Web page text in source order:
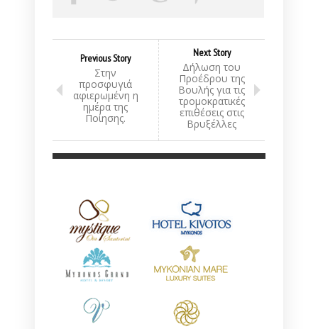
Previous Story
Στην
προσφυγιά
αφιερωμένη η
ημέρα της
Ποίησης.
Next Story
Δήλωση του
Προέδρου της
Βουλής για τις
τρομοκρατικές
επιθέσεις στις
Βρυξέλλες